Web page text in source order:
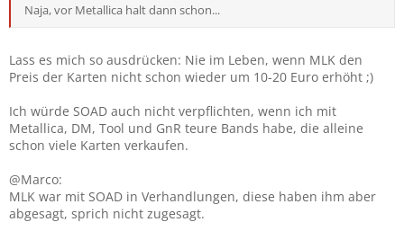
Naja, vor Metallica halt dann schon...
Lass es mich so ausdrücken: Nie im Leben, wenn MLK den
Preis der Karten nicht schon wieder um 10-20 Euro erhöht ;)
Ich würde SOAD auch nicht verpflichten, wenn ich mit
Metallica, DM, Tool und GnR teure Bands habe, die alleine
schon viele Karten verkaufen.
@Marco:
MLK war mit SOAD in Verhandlungen, diese haben ihm aber
abgesagt, sprich nicht zugesagt.